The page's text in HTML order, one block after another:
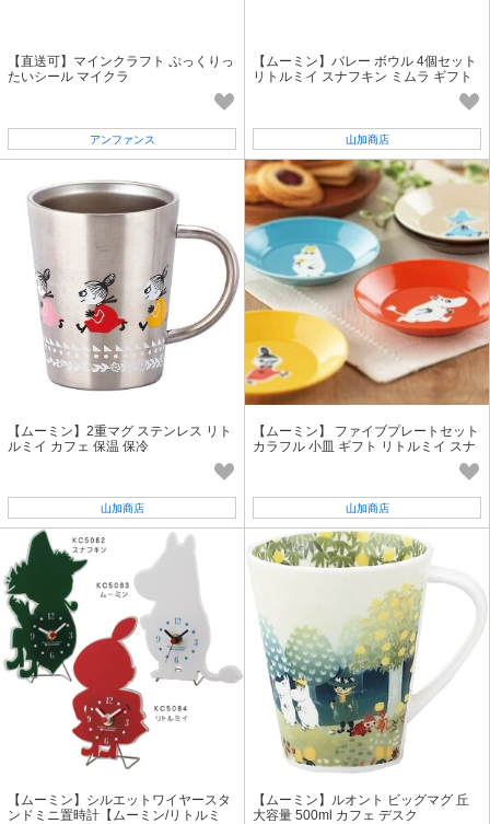
【直送可】マインクラフト ぷっくりっ
たいシール マイクラ
アンファンス
【ムーミン】バレー ボウル 4個セット
リトルミイ スナフキン ミムラ ギフト
山加商店
【ムーミン】2重マグ ステンレス リト
ルミイ カフェ 保温 保冷
山加商店
【ムーミン】 ファイブプレートセット
カラフル 小皿 ギフト リトルミイ スナ
山加商店
【ムーミン】シルエットワイヤースタ
ンドミニ置時計【ムーミン/リトルミ
【ムーミン】ルオント ビッグマグ 丘
大容量 500ml カフェ デスク